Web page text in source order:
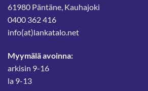
61980 Päntäne, Kauhajoki
0400 362 416
info(at)lankatalo.net
Myymälä avoinna:
arkisin 9-16
la 9-13